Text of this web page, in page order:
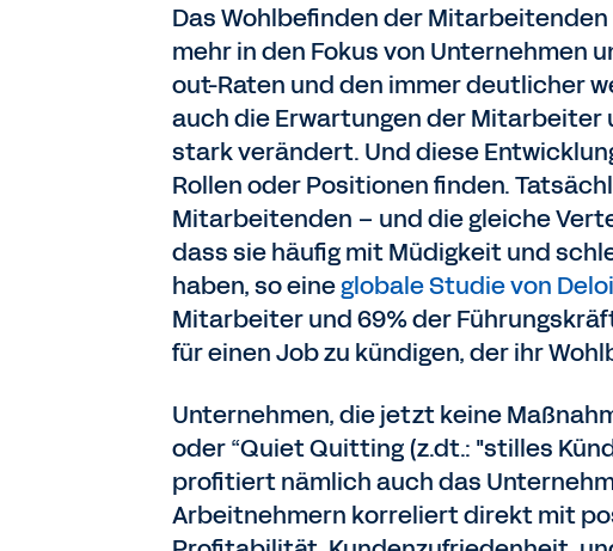
Das Wohlbefinden der
mehr in den Fokus von Unternehmen
out-Raten und den immer deutlicher
auch die Erwartungen der
stark verändert. Und diese
Rollen oder Positionen finden.
Mitarbeitenden – und die gleiche
dass sie häufig mit Müdigkeit und
haben, so eineglobale Studie von
Mitarbeiter und 69% der
für einen Job zu kündigen, der ihr
Unternehmen, die jetzt keine
oder “Quiet Quitting (z.dt.: "stilles
profitiert nämlich auch das
Arbeitnehmern korreliert direkt mit